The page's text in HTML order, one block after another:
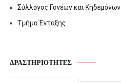
Σύλλογος Γονέων και Κηδεμόνων
Τμήμα Ένταξης
ΔΡΑΣΤΗΡΙΌΤΗΤΕΣ